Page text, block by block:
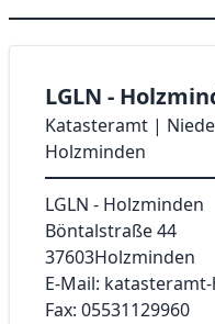
LGLN -
Katasteramt |
Holzminden
LGLN - Holzminden
Böntalstraße 44
37603Holzminden
E-Mail:
Fax: 05531129960